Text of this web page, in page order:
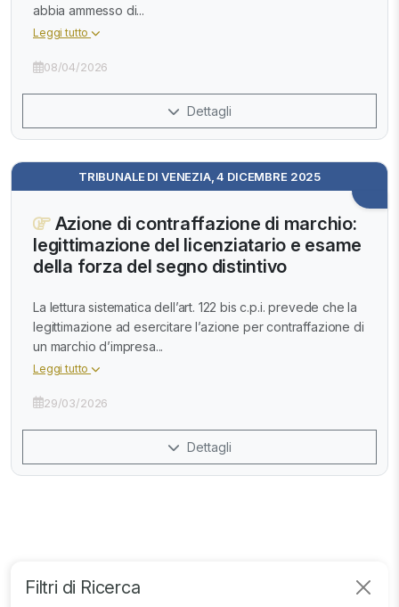
Filtri di Ricerca
abbia ammesso di...
Leggi tutto
08/04/2026
Dettagli
TRIBUNALE DI VENEZIA, 4 DICEMBRE 2025
Azione di contraffazione di marchio:
legittimazione del licenziatario e esame
della forza del segno distintivo
La lettura sistematica dell’art. 122 bis c.p.i. prevede che la
legittimazione ad esercitare l’azione per contraffazione di
un marchio d’impresa...
Leggi tutto
29/03/2026
Dettagli